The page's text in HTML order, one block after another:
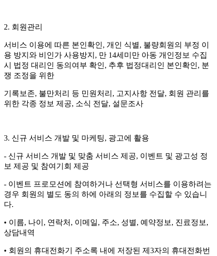
2. 회원관리
서비스 이용에 따른 본인확인, 개인 식별, 불량회원의 부정 이
용 방지와 비인가 사용방지, 만 14세미만 아동 개인정보 수집
시 법정 대리인 동의여부 확인, 추후 법정대리인 본인확인, 분
쟁 조정을 위한
기록보존, 불만처리 등 민원처리, 고지사항 전달, 회원 관리를
위한 각종 정보 제공, 소식 전달, 설문조사
3. 신규 서비스 개발 및 마케팅, 광고에 활용
- 신규 서비스 개발 및 맞춤 서비스 제공, 이벤트 및 광고성 정
보 제공 및 참여기회 제공
- 이벤트 프로모션에 참여하거나 선택형 서비스를 이용하려는
경우 회원의 별도 동의 하에 아래의 정보를 수집할 수 있습니
다.
• 이름, 나이, 연락처, 이메일, 주소, 성별, 예약정보, 진료정보,
상담내역
• 회원의 휴대전화기 주소록 내에 저장된 제3자의 휴대전화번